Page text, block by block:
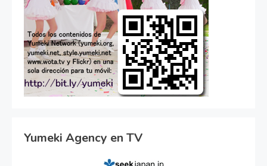
Yumeki Agency en TV